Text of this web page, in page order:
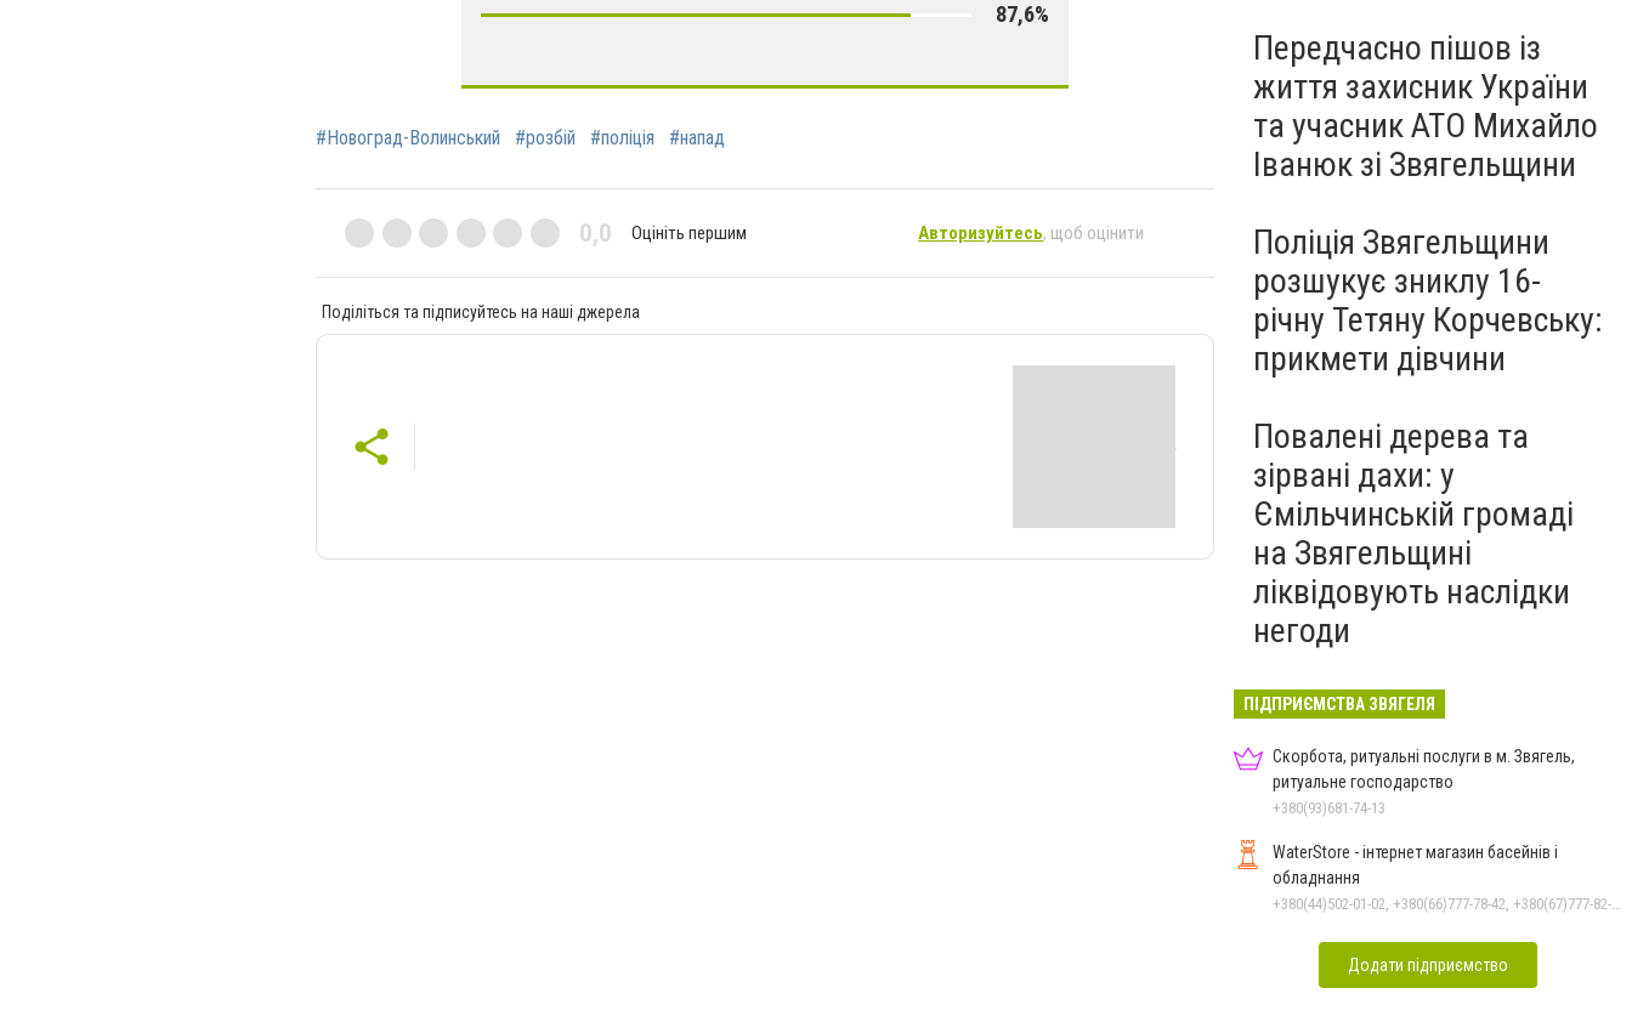
87,6%
#Новоград-Волинський #розбій #поліція #напад
0,0 Оцініть першим Авторизуйтесь, щоб оцінити
Поділіться та підписуйтесь на наші джерела
Передчасно пішов із
життя захисник України
та учасник АТО Михайло
Іванюк зі Звягельщини
Поліція Звягельщини
розшукує зниклу 16-
річну Тетяну Корчевську:
прикмети дівчини
Повалені дерева та
зірвані дахи: у
Ємільчинській громаді
на Звягельщині
ліквідовують наслідки
негоди
ПІДПРИЄМСТВА ЗВЯГЕЛЯ
Скорбота, ритуальні послуги в м. Звягель,
ритуальне господарство
+380(93)681-74-13
WaterStore - інтернет магазин басейнів і
обладнання
+380(44)502-01-02, +380(66)777-78-42, +380(67)777-82-19, +380(67)890-80-80, +380(73)890-80-80, +380(44)502-01-03
Додати підприємство